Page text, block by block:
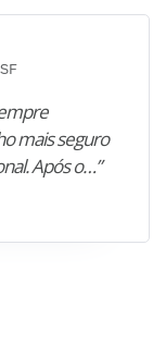
mais seguro
Após o…”